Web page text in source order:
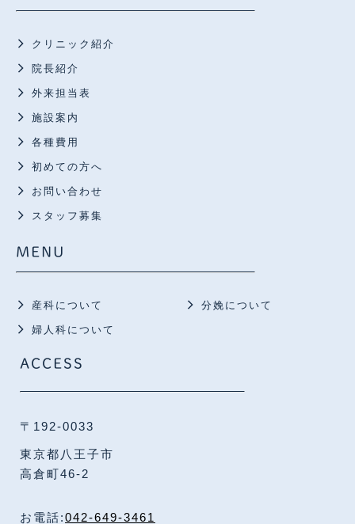
クリニック紹介
院長紹介
外来担当表
施設案内
各種費用
初めての方へ
お問い合わせ
スタッフ募集
MENU
産科について
婦人科について
分娩について
ACCESS
〒192-0033
東京都八王子市
高倉町46-2
お電話:042-649-3461